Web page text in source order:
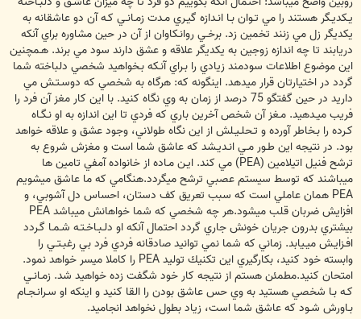
يـكديـگر هستند را مي تـوان بـا انـدازه گيـري مـدت زمـانـي كـه آن دو عاشقانه به
يكديگر زل مي زنند تخمين زد. برخـي روانـكاوان از آن در حين مشاوره براي آنكه
دريابند تا چه اندازه زوجين به يكديگر علاقه و عشق دارند سود مي برند. هـمچنين
اين موضوع اطلاعات سودمند زيادي را بـراي آنـكه بـخواهيد شخصي دلباخته شما
گردد در اختيارتان قرار ميدهد. اينگونه كه: هرگاه به شخصي كه دوسـتـش مي
داريد در حين گفتگو 75 درصد از زمان به وي نگاه كنيد. با اين كار مغز آن فرد را
فريب ميـدهيد. مـغز آن شخص آخرين باري كه فردي تا اين اندازه به او نـگـاه
كـرده را بـخاطر آورده و تـحلـيـلش از اين نگاه طولاني، وجود عشق و علاقه خواهد
بود. در نتيجه اين طـور مـي انـديـشد كه عاشق شما است و مغزش شروع به
ترشح فنيل اتيلامين (PEA) مي كند. ايـن مـاده از خانواده آمفي تامين ها
ميباشند كه توسط سيستم عصبي ترشح ميگردد.هنگامي كه ما عاشق ميشويم
PEA همان عاملي است كه سبب تعريق كف دستان، احساس دل آشوبي، و
افزايش ضربان قلب ميشود.هر چه شخصي كه شما خواهانش ميباشد PEA
بيشتري بدرون جريان خونش جاري گردد احتمال آنكه او دلـبـاخـتـه شـمـا گـردد
افـزايـش ميـيابد. زماني كه شما نمي توانيد صادقانه فردي فرد بي رغبـتـي را
وابسته خود كنيد، بكارگيري اين تكنيك توليد PEA را كاملا ميسر خواهد نمود.
امتحان كنيد.مطمئن هستم از نتيجه كار خود شگفت زده خواهيد شد. زمـانـي
كـه بـا شخصي هستيد به وي حس عاشق بودن را القا كنيد و اينكه او سـرانـجـام
بـاورش شـود كه عاشق شما است، زياد بطول نخواهد انجاميد.